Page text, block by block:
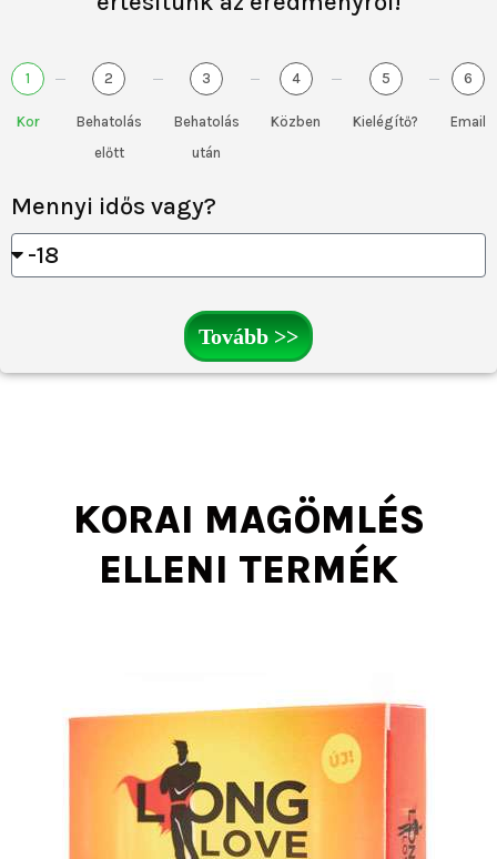
1
Kor
2
Behatolás
előtt
3
Behatolás
után
4
Közben
5
Kielégítő?
6
Email
Mennyi idős vagy?
Tovább >>
KORAI MAGÖMLÉS
ELLENI TERMÉK